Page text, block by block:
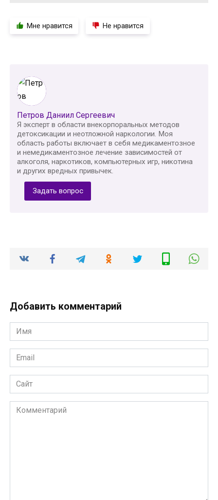
Мне нравится Не нравится
Петров Даниил Сергеевич
Я эксперт в области внекорпоральных методов
детоксикации и неотложной наркологии. Моя
область работы включает в себя медикаментозное
и немедикаментозное лечение зависимостей от
алкоголя, наркотиков, компьютерных игр, никотина
и других вредных привычек.
Задать вопрос
Добавить комментарий
Имя
*
Email
*
Сайт
Комментарий